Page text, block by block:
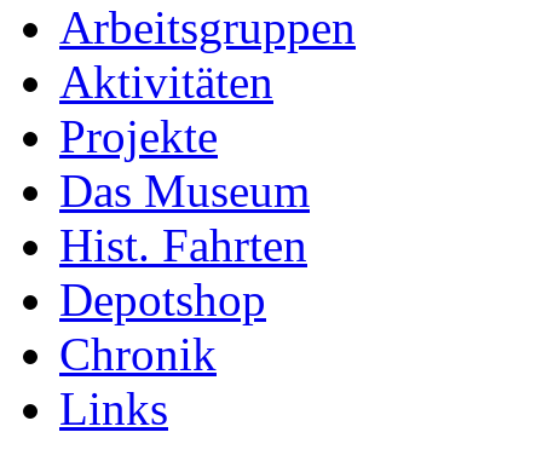
Arbeitsgruppen
Aktivitäten
Projekte
Das Museum
Hist. Fahrten
Depotshop
Chronik
Links